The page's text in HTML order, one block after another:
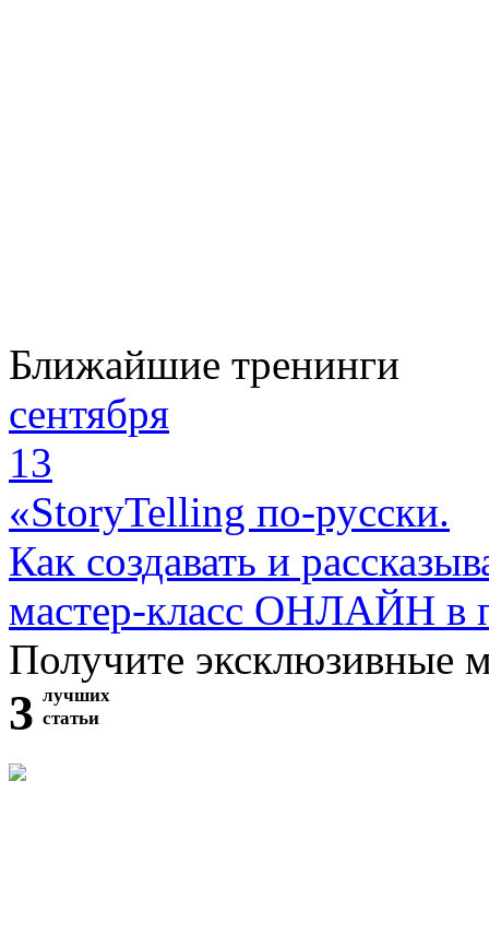
Ближайшие тренинги
сентября
13
«StoryTelling по-русски.
Как создавать и
мастер-класс ОНЛАЙН в
Получите эксклюзивные
3 лучших
статьи